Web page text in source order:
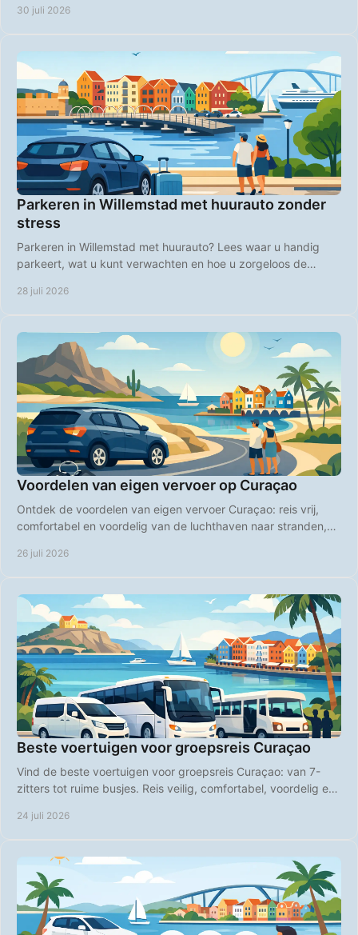
30 juli 2026
Parkeren in Willemstad met huurauto zonder
stress
Parkeren in Willemstad met huurauto? Lees waar u handig
parkeert, wat u kunt verwachten en hoe u zorgeloos de
28 juli 2026
Voordelen van eigen vervoer op Curaçao
Ontdek de voordelen van eigen vervoer Curaçao: reis vrij,
comfortabel en voordelig van de luchthaven naar stranden,
26 juli 2026
Beste voertuigen voor groepsreis Curaçao
Vind de beste voertuigen voor groepsreis Curaçao: van 7-
zitters tot ruime busjes. Reis veilig, comfortabel, voordelig en
24 juli 2026